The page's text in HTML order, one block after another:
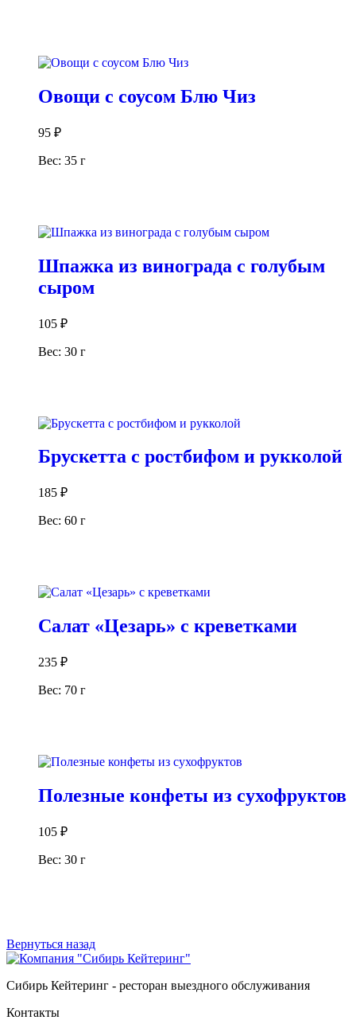
Овощи с соусом Блю Чиз
95 ₽
Вес: 35 г
Шпажка из винограда с голубым
сыром
105 ₽
Вес: 30 г
Брускетта с ростбифом и рукколой
185 ₽
Вес: 60 г
Салат «Цезарь» с креветками
235 ₽
Вес: 70 г
Полезные конфеты из сухофруктов
105 ₽
Вес: 30 г
Вернуться назад
Сибирь Кейтеринг - ресторан выездного обслуживания
Контакты